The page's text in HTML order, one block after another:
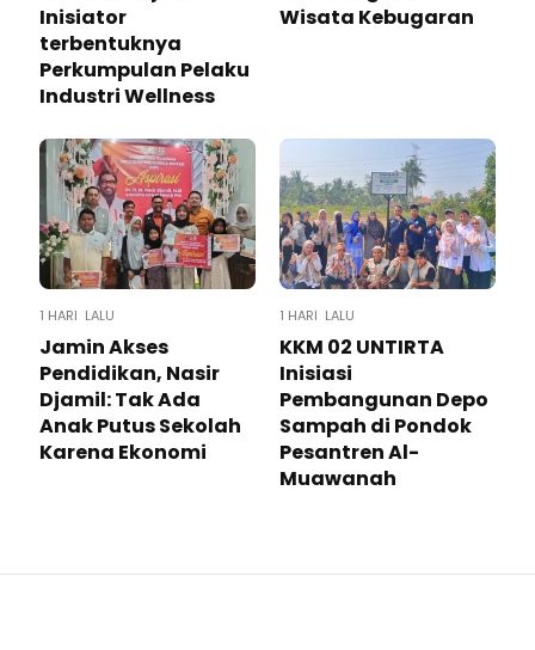
Inisiator
terbentuknya
Perkumpulan Pelaku
Industri Wellness
Wisata Kebugaran
1 HARI LALU
Jamin Akses
Pendidikan, Nasir
Djamil: Tak Ada
Anak Putus Sekolah
Karena Ekonomi
1 HARI LALU
KKM 02 UNTIRTA
Inisiasi
Pembangunan Depo
Sampah di Pondok
Pesantren Al-
Muawanah